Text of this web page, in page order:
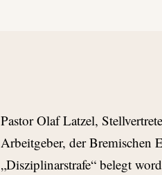
Pastor Olaf Latzel,
Arbeitgeber, der Bremischen
„Disziplinarstrafe“ belegt